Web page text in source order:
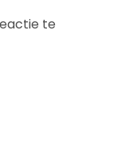
te